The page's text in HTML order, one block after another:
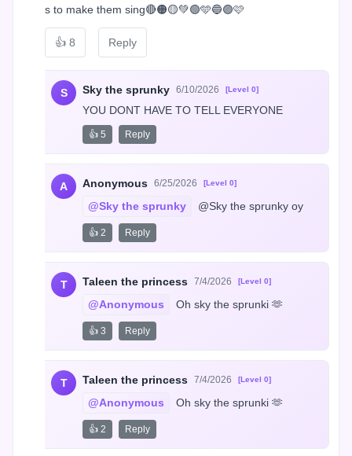
s to make them sing🔴🟠🟡💚🟢🩵🔵🟣🩷
👍 8 Reply
S Sky the sprunky 6/10/2026 [Level 0]
YOU DONT HAVE TO TELL EVERYONE
👍 5 Reply
A Anonymous 6/25/2026 [Level 0]
@Sky the sprunky @Sky the sprunky oy
👍 2 Reply
T Taleen the princess 7/4/2026 [Level 0]
@Anonymous Oh sky the sprunki 🫶
👍 3 Reply
T Taleen the princess 7/4/2026 [Level 0]
@Anonymous Oh sky the sprunki 🫶
👍 2 Reply